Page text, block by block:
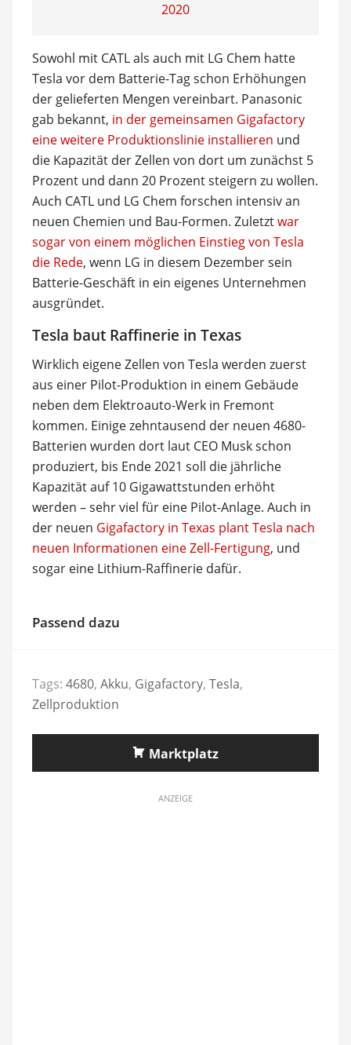
2020
Sowohl mit CATL als auch mit LG Chem hatte
Tesla vor dem Batterie-Tag schon Erhöhungen
der gelieferten Mengen vereinbart. Panasonic
gab bekannt, in der gemeinsamen Gigafactory
eine weitere Produktionslinie installieren und
die Kapazität der Zellen von dort um zunächst 5
Prozent und dann 20 Prozent steigern zu wollen.
Auch CATL und LG Chem forschen intensiv an
neuen Chemien und Bau-Formen. Zuletztwar
sogar von einem möglichen Einstieg von Tesla
die Rede, wenn LG in diesem Dezember sein
Batterie-Geschäft in ein eigenes Unternehmen
ausgründet.
Tesla baut Raffinerie in Texas
Wirklich eigene Zellen von Tesla werden zuerst
aus einer Pilot-Produktion in einem Gebäude
neben dem Elektroauto-Werk in Fremont
kommen. Einige zehntausend der neuen 4680-
Batterien wurden dort laut CEO Musk schon
produziert, bis Ende 2021 soll die jährliche
Kapazität auf 10 Gigawattstunden erhöht
werden – sehr viel für eine Pilot-Anlage. Auch in
der neuen Gigafactory in Texas plant Tesla nach
neuen Informationen eine Zell-Fertigung, und
sogar eine Lithium-Raffinerie dafür.
Passend dazu
Tags: 4680, Akku, Gigafactory, Tesla,
Zellproduktion
Marktplatz
ANZEIGE